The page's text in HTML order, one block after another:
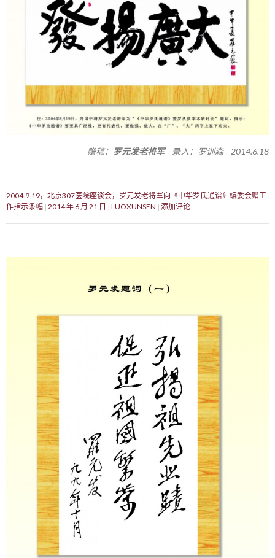
赠稿： 罗元发老将军录入：罗训森 2014.6.18
2004.9.19，北京307医院座谈会，罗元发老将军向《中华罗氏通谱》编委会赠工
作指示条幅 2014 年 6 月 21 日 LUOXUNSEN 添加评论